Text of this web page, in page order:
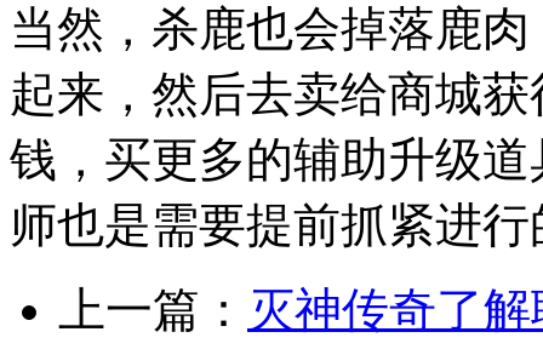
当然，杀鹿也会掉落鹿
起来，然后去卖给商城
钱，买更多的辅助升级
师也是需要提前抓紧进行
上一篇： 灭神传奇了